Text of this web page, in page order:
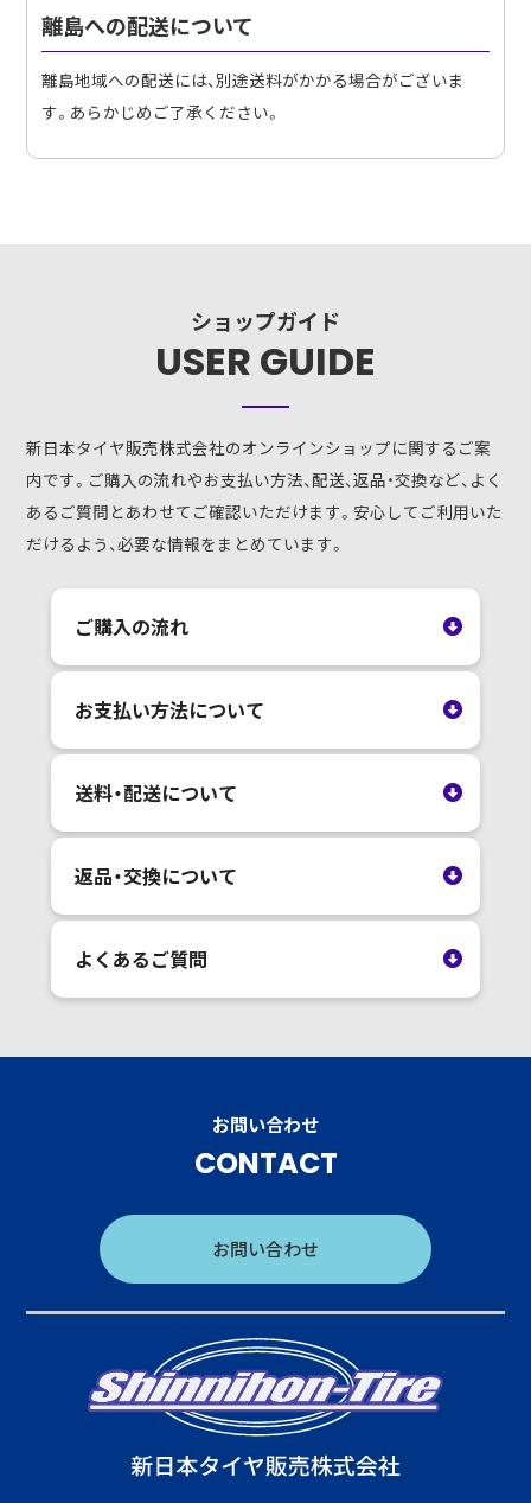
離島への配送について
離島地域への配送には、別途送料がかかる場合がございま
す。あらかじめご了承ください。
ショップガイド
USER GUIDE
新日本タイヤ販売株式会社のオンラインショップに関するご案
内です。ご購入の流れやお支払い方法、配送、返品・交換など、よく
あるご質問とあわせてご確認いただけます。安心してご利用いた
だけるよう、必要な情報をまとめています。
ご購入の流れ
お支払い方法について
送料・配送について
返品・交換について
よくあるご質問
お問い合わせ
CONTACT
お問い合わせ